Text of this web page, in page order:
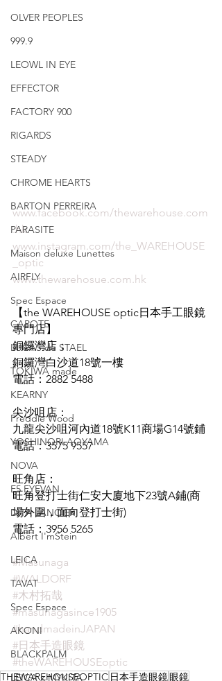
OLVER PEOPLES
999.9
LEOWL IN EYE
EFFECTOR
FACTORY 900
RIGARDS
STEADY
CHROME HEARTS
BARTON PERREIRA
PARASITE
Maison deluxe Lunettes
AIRFLY
Spec Espace
CAPOTE
LUCAS de STAEL
TOKIWA made
KEARNY
Freddie Wood
YOSHINORI AOYAMA
NOVA
E5 EYEVAN
DITA LANCIER
Albert I'mStein
LEICA
TAVAT
Spec Espace
AKONI
BLACKPALM
LEICA x MYKITA
www.facebook.com/thewarehouse.com
.hk
www.instagram.com/the_WAREHOUSE
_optic
www.thewarehosue.com.hk
【the WAREHOUSE optic日本手工眼鏡
專門店】
銅鑼灣店：
銅鑼灣白沙道18號一樓
電話：2882 5488
尖沙咀店：
九龍尖沙咀河內道18號K11商場G14號鋪
電話：3575 9557
旺角店：
旺角登打士街仁安大廈地下23號A鋪(商
場外圍，面向登打士街)
電話：3956 5265
#Masunaga
#WALDORF
#木村拓哉
#masunagasince1905
#handmadeinJAPAN
#日本手造眼鏡
#theWAREHOUSEoptic
THEWAREHOUSEOPTIC 日本手造眼鏡眼鏡